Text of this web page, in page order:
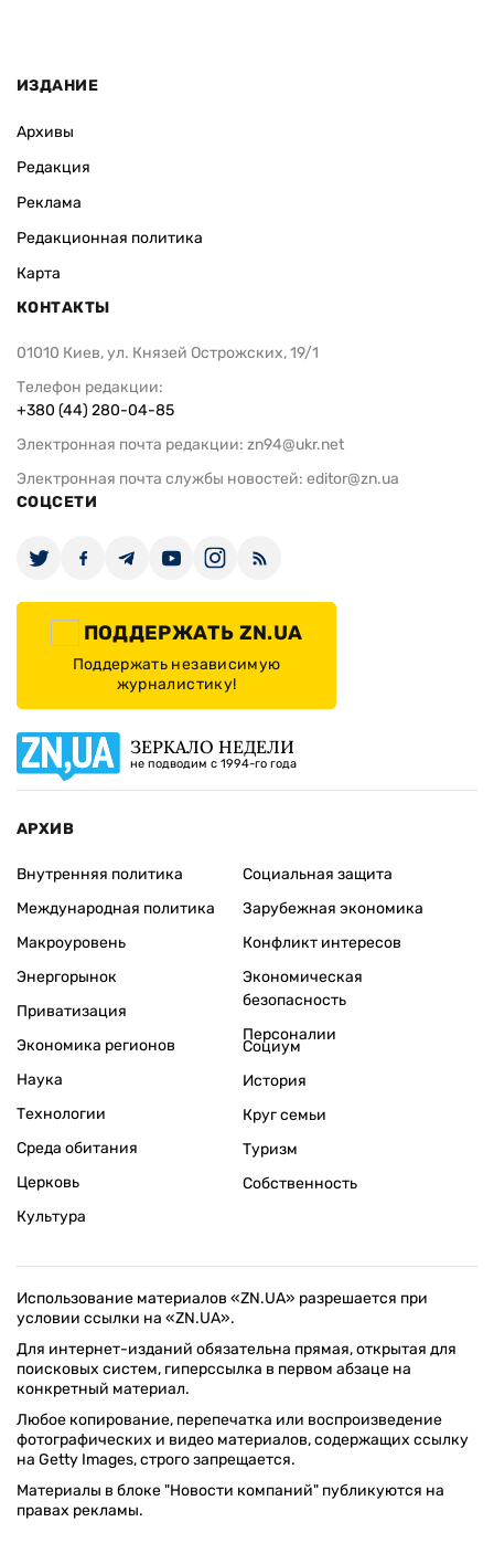
ИЗДАНИЕ
Архивы
Редакция
Реклама
Редакционная политика
Карта
КОНТАКТЫ
01010 Киев, ул. Князей Острожских, 19/1
Телефон редакции:
+380 (44) 280-04-85
Электронная почта редакции: zn94@ukr.net
Электронная почта службы новостей: editor@zn.ua
СОЦСЕТИ
ПОДДЕРЖАТЬ ZN.UA
Поддержать независимую
журналистику!
ЗЕРКАЛО НЕДЕЛИ
не подводим с 1994-го года
АРХИВ
Внутренняя политика
Международная политика
Макроуровень
Энергорынок
Приватизация
Экономика регионов
Социальная защита
Зарубежная экономика
Конфликт интересов
Экономическая
безопасность
Персоналии
Наука
Технологии
Среда обитания
Церковь
Культура
Социум
История
Круг семьи
Туризм
Собственность
Использование материалов «ZN.UA» разрешается при
условии ссылки на «ZN.UA».
Для интернет-изданий обязательна прямая, открытая для
поисковых систем, гиперссылка в первом абзаце на
конкретный материал.
Любое копирование, перепечатка или воспроизведение
фотографических и видео материалов, содержащих ссылку
на Getty Images, строго запрещается.
Материалы в блоке "Новости компаний" публикуются на
правах рекламы.